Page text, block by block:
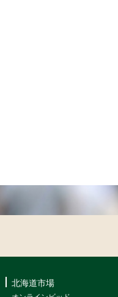
北海道市場